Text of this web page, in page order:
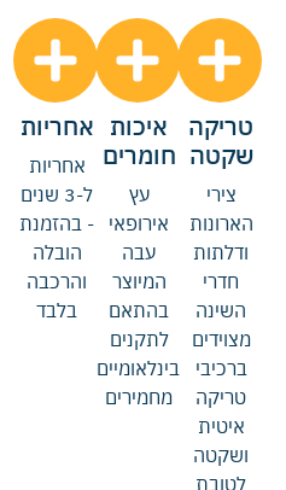
טריקה
שקטה
צירי
הארונות
ודלתות
חדרי
השינה
מצוידים
ברכיבי
טריקה
איטית
ושקטה
לטובת
איכות
חומרים
עץ
אירופאי
עבה
המיוצר
בהתאם
לתקנים
בינלאומיים
מחמירים
אחריות
אחריות
ל-3 שנים
- בהזמנת
הובלה
והרכבה
בלבד